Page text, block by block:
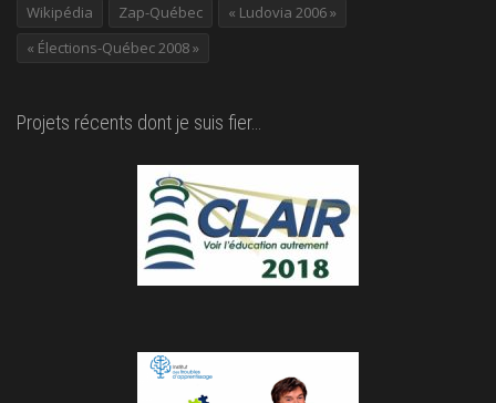
Wikipédia
Zap-Québec
« Ludovia 2006 »
« Élections-Québec 2008 »
Projets récents dont je suis fier…